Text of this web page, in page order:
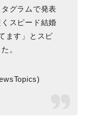
グラムで発表
スピード結婚
ます」とスピ
。